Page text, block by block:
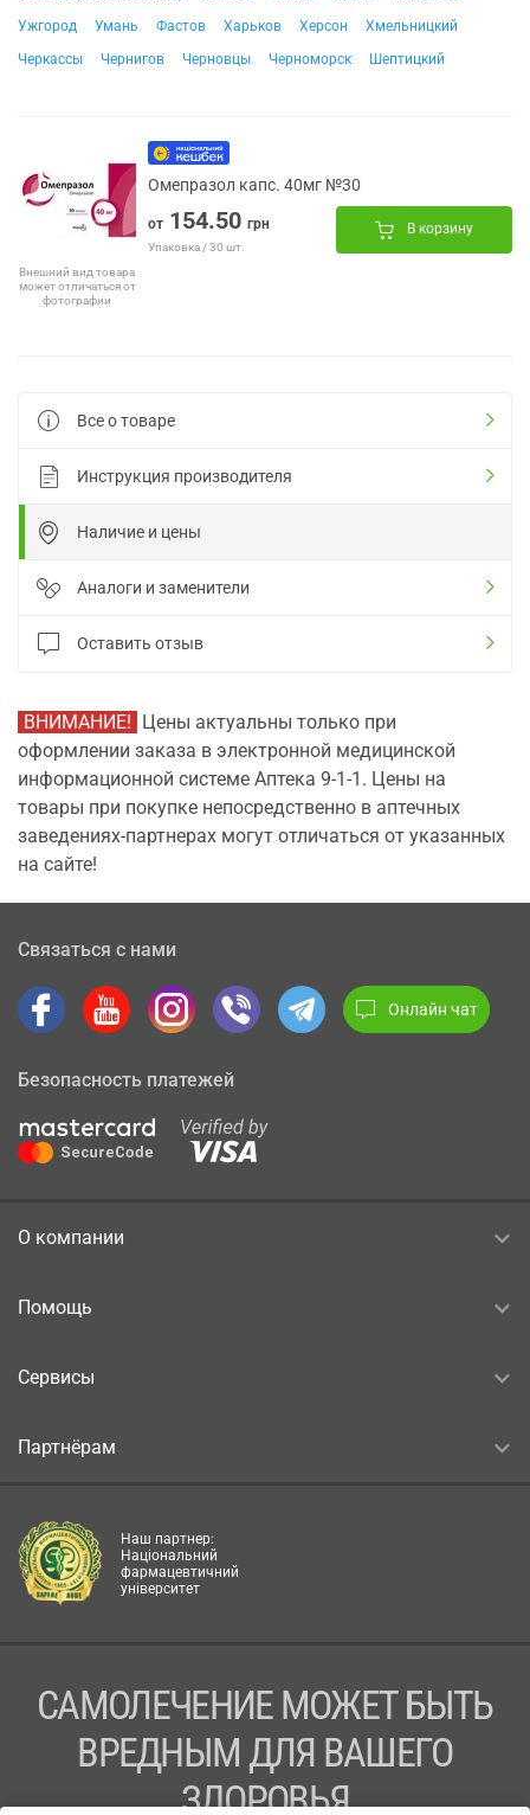
Ужгород
Умань Фастов Харьков Херсон
Хмельницкий
Черкассы
Чернигов Черновцы Черноморск Шептицкий
Внешний вид товара
может отличаться от
фотографии
Омепразол капс. 40мг №30
от 154.50 грн
Упаковка / 30 шт.
В корзину
Все о товаре
Инструкция производителя
Наличие и цены
Аналоги и заменители
Оставить отзыв
ВНИМАНИЕ! Цены актуальны только при
оформлении заказа в электронной медицинской
информационной системе Аптека 9-1-1. Цены на
товары при покупке непосредственно в аптечных
заведениях-партнерах могут отличаться от указанных
на сайте!
Связаться с нами
Онлайн чат
Безопасность платежей
О компании
Помощь
Сервисы
Партнёрам
Наш партнер:
Національний
фармацевтичний
університет
САМОЛЕЧЕНИЕ МОЖЕТ БЫТЬ
ВРЕДНЫМ ДЛЯ ВАШЕГО
ЗДОРОВЬЯ